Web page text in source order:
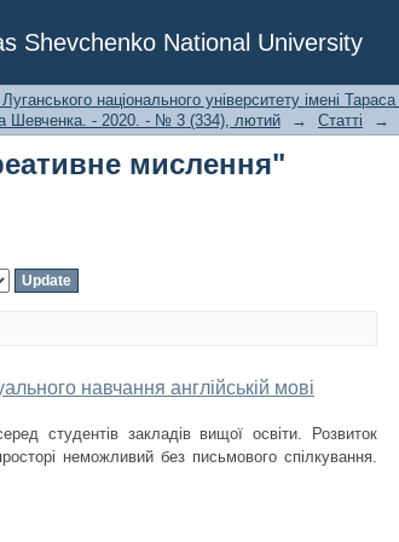
Shevchenko National University
мислення"
національного університету імені
Шевченка. - 2020. - № 3 (334), лютий
→ Статті →
мислення"
навчання англійській мові
студентів закладів вищої освіти. Розвиток
неможливий без письмового спілкування.